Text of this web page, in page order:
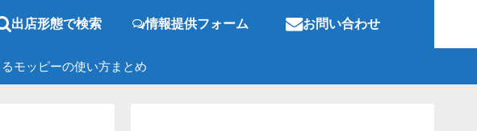
出店形態で検索 情報提供フォーム お問い合わせ
モッピーの使い方まとめ